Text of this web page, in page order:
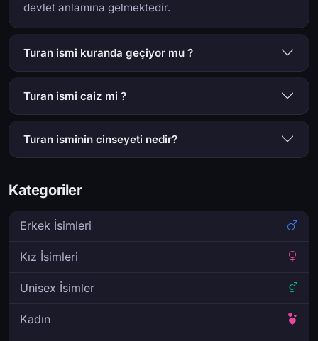
devlet anlamına gelmektedir.
Turan ismi kuranda geçiyor mu ?
Turan ismi caiz mi ?
Turan isminin cinseyeti nedir?
Kategoriler
Erkek İsimleri
Kız İsimleri
Unisex İsimler
Kadın